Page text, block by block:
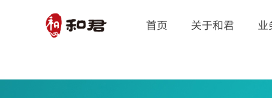
首页 关于和君 业